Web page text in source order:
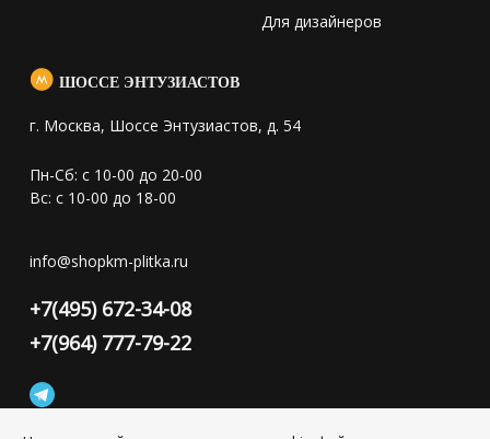
Для дизайнеров
ШОССЕ ЭНТУЗИАСТОВ
г. Москва, Шоссе Энтузиастов, д. 54
Пн-Сб: с 10-00 до 20-00
Вс: с 10-00 до 18-00
info@shopkm-plitka.ru
+7(495) 672-34-08
+7(964) 777-79-22